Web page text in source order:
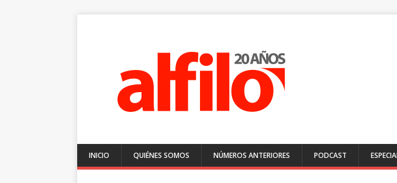
INICIO QUIÉNES SOMOS NÚMEROS ANTERIORES PODCAST